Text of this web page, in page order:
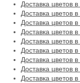
Доставка цветов
Доставка цветов
Доставка цветов
Доставка цветов
Доставка цветов
Доставка цветов
Доставка цветов
Доставка цветов
Доставка цветов